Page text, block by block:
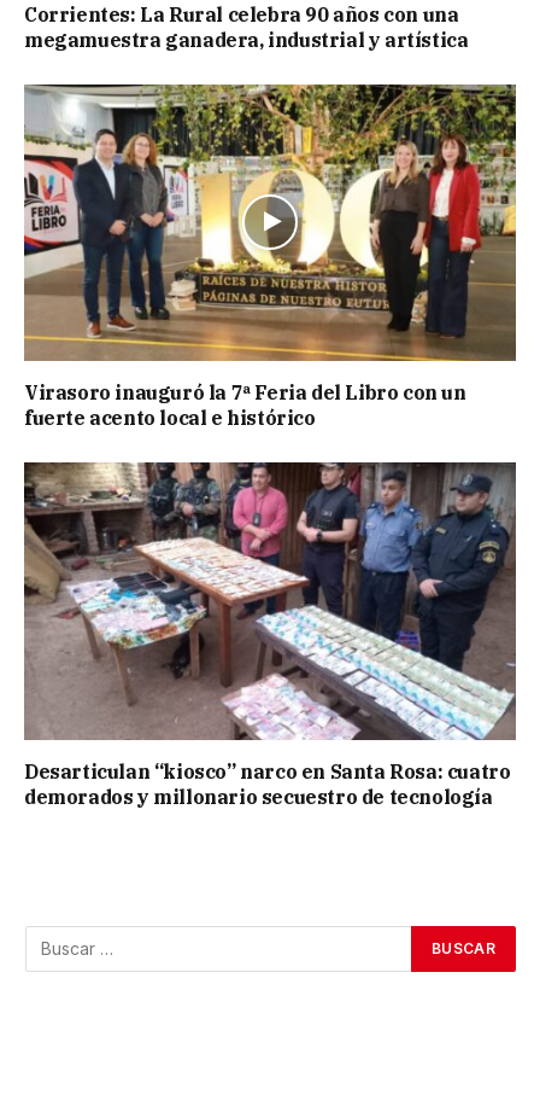
Corrientes: La Rural celebra 90 años con una
megamuestra ganadera, industrial y artística
Virasoro inauguró la 7ª Feria del Libro con un
fuerte acento local e histórico
Desarticulan “kiosco” narco en Santa Rosa: cuatro
demorados y millonario secuestro de tecnología